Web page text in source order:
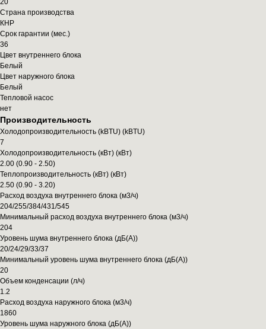
20
Страна производства
КНР
Срок гарантии (мес.)
36
Цвет внутреннего блока
Белый
Цвет наружного блока
Белый
Тепловой насос
нет
Производительность
Холодопроизводительность (kBTU) (kBTU)
7
Холодопроизводительность (кВт) (кВт)
2.00 (0.90 - 2.50)
Теплопроизводительность (кВт) (кВт)
2.50 (0.90 - 3.20)
Расход воздуха внутреннего блока (м3/ч)
204/255/384/431/545
Минимальный расход воздуха внутреннего блока (м3/ч)
204
Уровень шума внутреннего блока (дБ(А))
20/24/29/33/37
Минимальный уровень шума внутреннего блока (дБ(А))
20
Объем конденсации (л/ч)
1.2
Расход воздуха наружного блока (м3/ч)
1860
Уровень шума наружного блока (дБ(А))